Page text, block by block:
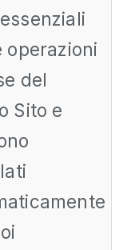
operazioni
del
Sito e